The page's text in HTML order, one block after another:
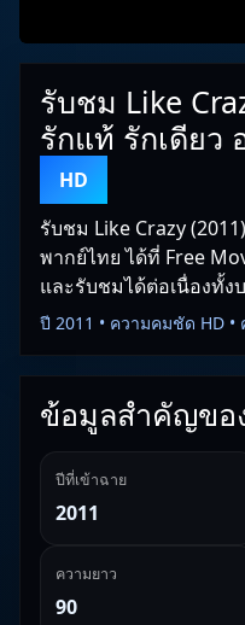
รับชม Like
รักแท้ รักเดียว
HD
รับชม Like Crazy
พากย์ไทย ได้ที่ Free
และรับชมได้ต่อเนื่องทั้
ปี 2011 • ความคมชัด HD •
ข้อมูลสำคัญขอ
ปีที่เข้าฉาย
2011
ความยาว
90